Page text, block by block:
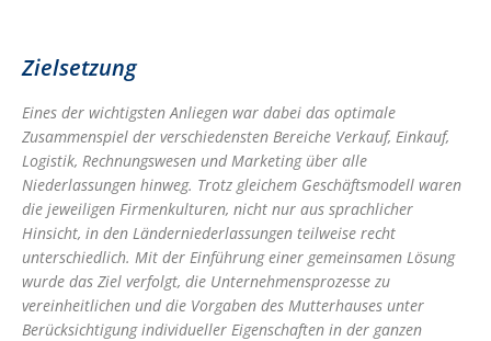
Zielsetzung
Eines der wichtigsten Anliegen war dabei das optimale
Zusammenspiel der verschiedensten Bereiche Verkauf, Einkauf,
Logistik, Rechnungswesen und Marketing über alle
Niederlassungen hinweg. Trotz gleichem Geschäftsmodell waren
die jeweiligen Firmenkulturen, nicht nur aus sprachlicher
Hinsicht, in den Länderniederlassungen teilweise recht
unterschiedlich. Mit der Einführung einer gemeinsamen Lösung
wurde das Ziel verfolgt, die Unternehmensprozesse zu
vereinheitlichen und die Vorgaben des Mutterhauses unter
Berücksichtigung individueller Eigenschaften in der ganzen